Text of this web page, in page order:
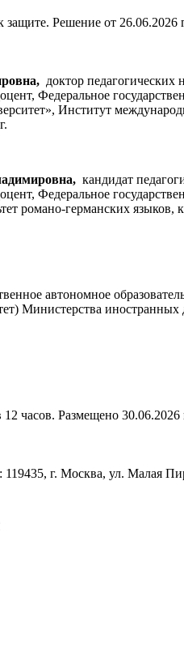
защите. Решение от 26.06.2026
доктор педагогических
Федеральное
Институт
кандидат
Федеральное
романо-германских
автономное
Министерства
12 часов. Размещено 30.06.2026
119435, г. Москва, ул. Малая